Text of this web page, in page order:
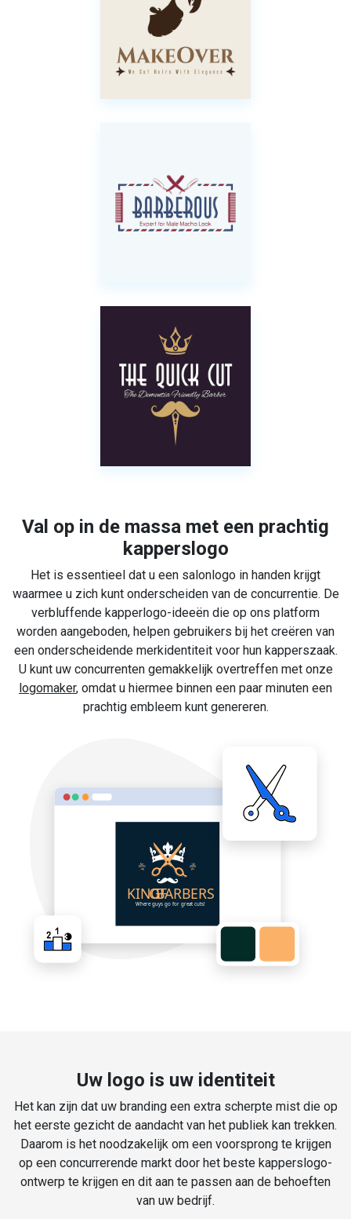
Val op in de massa met een prachtig
kapperslogo
Het is essentieel dat u een salonlogo in handen krijgt
waarmee u zich kunt onderscheiden van de concurrentie. De
verbluffende kapperlogo-ideeën die op ons platform
worden aangeboden, helpen gebruikers bij het creëren van
een onderscheidende merkidentiteit voor hun kapperszaak.
U kunt uw concurrenten gemakkelijk overtreffen met onze
logomaker, omdat u hiermee binnen een paar minuten een
prachtig embleem kunt genereren.
Uw logo is uw identiteit
Het kan zijn dat uw branding een extra scherpte mist die op
het eerste gezicht de aandacht van het publiek kan trekken.
Daarom is het noodzakelijk om een voorsprong te krijgen
op een concurrerende markt door het beste kapperslogo-
ontwerp te krijgen en dit aan te passen aan de behoeften
van uw bedrijf.